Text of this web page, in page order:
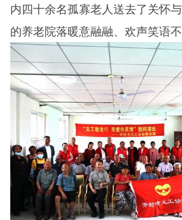
内四十余名孤寡老人送去了关怀
的养老院落暖意融融、欢声笑语不